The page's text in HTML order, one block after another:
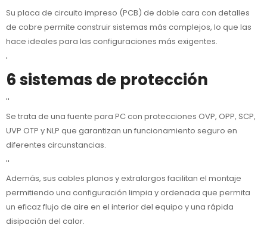
Su placa de circuito impreso (PCB) de doble cara con detalles
de cobre permite construir sistemas más complejos, lo que las
hace ideales para las configuraciones más exigentes.
'
6 sistemas de protección
''
Se trata de una fuente para PC con protecciones OVP, OPP, SCP,
UVP OTP y NLP que garantizan un funcionamiento seguro en
diferentes circunstancias.
''
Además, sus cables planos y extralargos facilitan el montaje
permitiendo una configuración limpia y ordenada que permita
un eficaz flujo de aire en el interior del equipo y una rápida
disipación del calor.